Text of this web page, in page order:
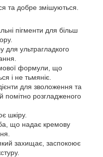
та добре змішуються.
пігменти для більш
для ультрагладкого
формули, що
і не тьмяніє.
для зволоження та
розгладженого
шкіру.
що надає кремову
захищає, заспокоює